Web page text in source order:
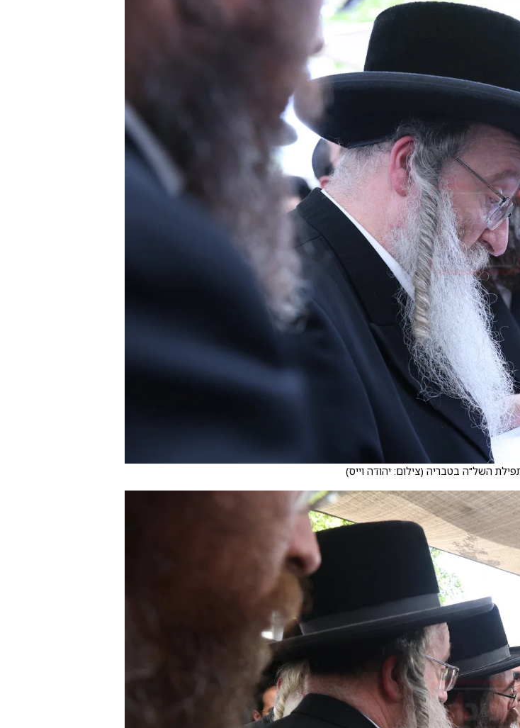
השל"ה בטבריה (צילום: יהודה וייס)